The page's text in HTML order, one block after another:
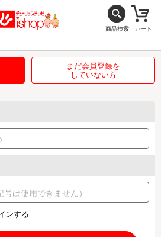
商品検索 カート
まだ会員登録を
していない方
ンする